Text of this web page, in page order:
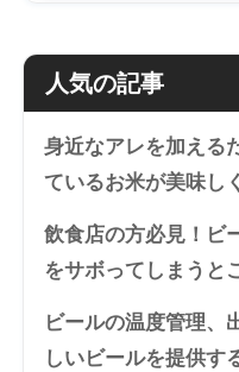
人気の記事
身近なアレを加える
ているお米が美味し
飲食店の方必見！ビ
をサボってしまうと
ビールの温度管理、
しいビールを提供す